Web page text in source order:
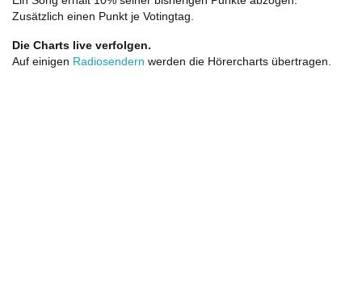
Zusätzlich einen Punkt je Votingtag.
Die Charts live verfolgen.
Auf einigen Radiosendern werden die Hörercharts übertragen.